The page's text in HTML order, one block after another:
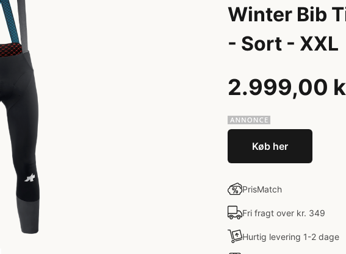
Winter Bib
- Sort - XXL
2.999,00
Køb her
PrisMatch
Fri fragt over kr. 349
Hurtig levering 1-2 dage